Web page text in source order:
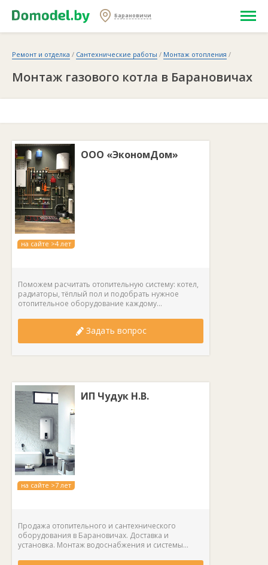
Барановичи
Ремонт и отделка / Сантехнические работы / Монтаж отопления /
Монтаж газового котла в Барановичах
на сайте >4 лет
ООО «ЭкономДом»
Поможем расчитать отопительную систему: котел,
радиаторы, тёплый пол и подобрать нужное
отопительное оборудование каждому...
Задать вопрос
на сайте >7 лет
ИП Чудук Н.В.
Продажа отопительного и сантехнического
оборудования в Барановичах. Доставка и
установка. Монтаж водоснабжения и системы...